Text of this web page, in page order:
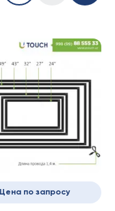
Цена по запросу